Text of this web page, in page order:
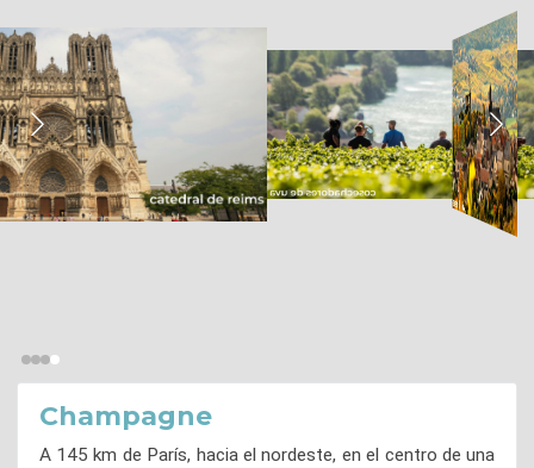
Champagne
A 145 km de París, hacia el nordeste, en el centro de una